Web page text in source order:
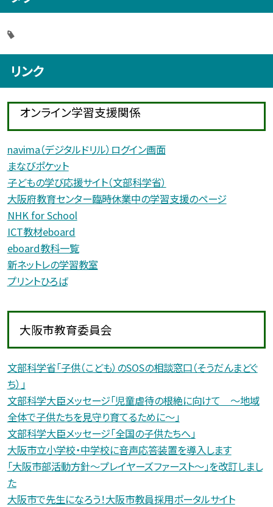
リンク
オンライン学習支援関係
navima（デジタルドリル）ログイン画面
まなびポケット
子どもの学び応援サイト（文部科学省）
大阪府教育センター臨時休業中の学習支援のページ
NHK for School
ICT教材eboard
eboard教科一覧
新ネットレの学習教室
プリントひろば
大阪市教育委員会
文部科学省「子供（こども）のSOSの相談窓口（そうだんまどぐ
ち）」
文部科学大臣メッセージ「児童虐待の根絶に向けて 〜地域
全体で子供たちを見守り育てるために〜」
文部科学大臣メッセージ「全国の子供たちへ」
大阪市立小学校・中学校に音声応答装置を導入します
「大阪市部活動方針〜プレイヤーズファースト〜」を改訂しまし
た
大阪市で先生になろう！大阪市教員採用ポータルサイト